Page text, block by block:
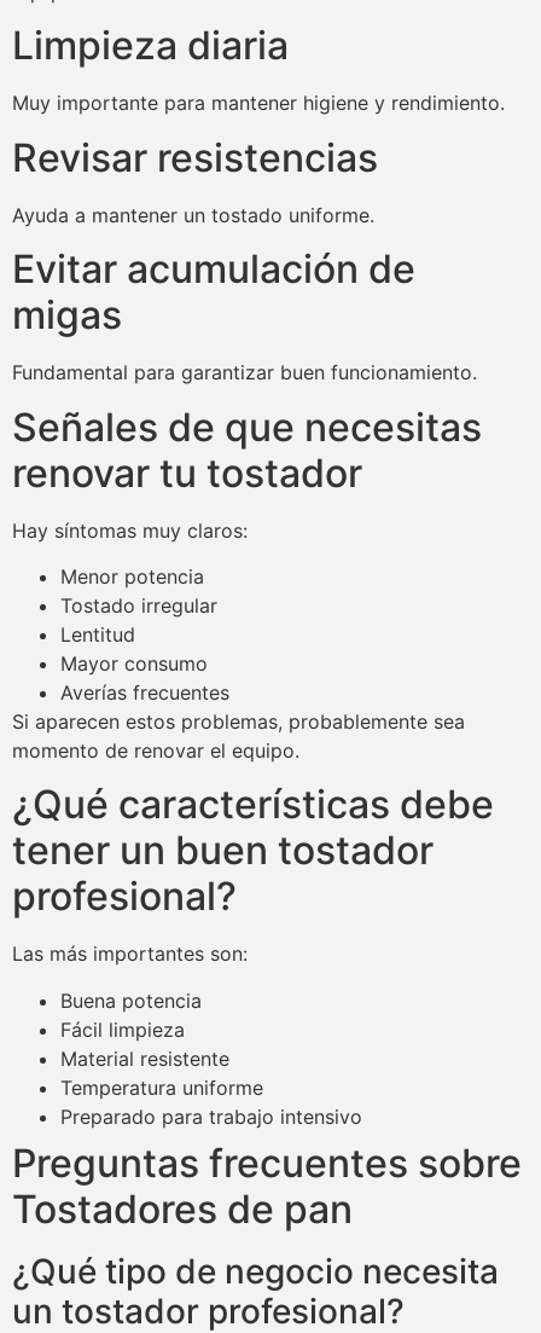
Limpieza diaria
Muy importante para mantener higiene y rendimiento.
Revisar resistencias
Ayuda a mantener un tostado uniforme.
Evitar acumulación de
migas
Fundamental para garantizar buen funcionamiento.
Señales de que necesitas
renovar tu tostador
Hay síntomas muy claros:
Menor potencia
Tostado irregular
Lentitud
Mayor consumo
Averías frecuentes
Si aparecen estos problemas, probablemente sea
momento de renovar el equipo.
¿Qué características debe
tener un buen tostador
profesional?
Las más importantes son:
Buena potencia
Fácil limpieza
Material resistente
Temperatura uniforme
Preparado para trabajo intensivo
Preguntas frecuentes sobre
Tostadores de pan
¿Qué tipo de negocio necesita
un tostador profesional?